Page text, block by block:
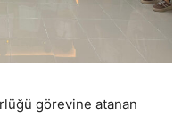
görevine atanan